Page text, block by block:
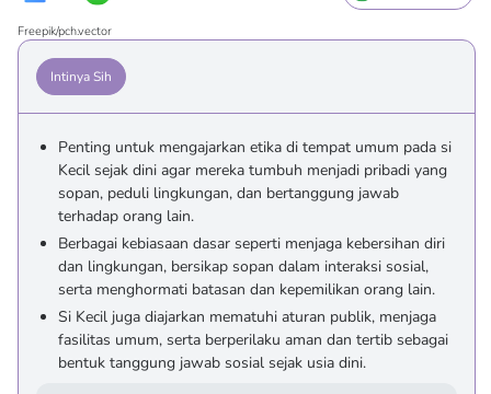
Freepik/pch.vector
Intinya Sih
Penting untuk mengajarkan etika di tempat umum pada si
Kecil sejak dini agar mereka tumbuh menjadi pribadi yang
sopan, peduli lingkungan, dan bertanggung jawab
terhadap orang lain.
Berbagai kebiasaan dasar seperti menjaga kebersihan diri
dan lingkungan, bersikap sopan dalam interaksi sosial,
serta menghormati batasan dan kepemilikan orang lain.
Si Kecil juga diajarkan mematuhi aturan publik, menjaga
fasilitas umum, serta berperilaku aman dan tertib sebagai
bentuk tanggung jawab sosial sejak usia dini.